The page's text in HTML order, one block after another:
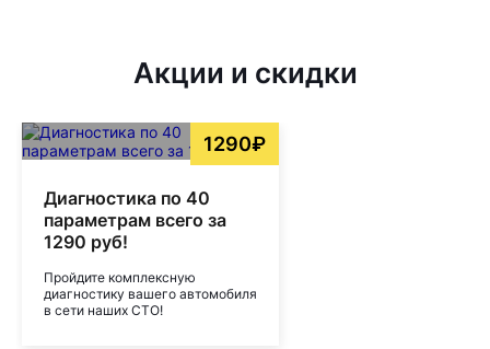
Акции и скидки
1290₽
Диагностика по 40
параметрам всего за
1290 руб!
Пройдите комплексную
диагностику вашего автомобиля
в сети наших СТО!